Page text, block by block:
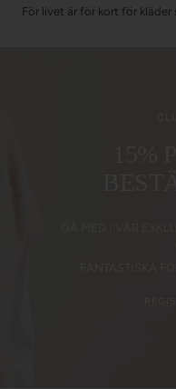
För livet är för kort för kläder